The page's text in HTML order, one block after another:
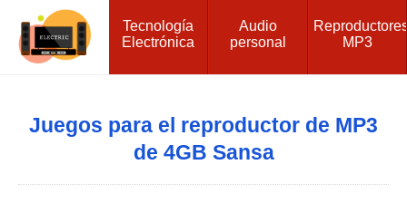
Tecnología
Electrónica
Audio
personal
MP3
Juegos para el reproductor de MP3
de 4GB Sansa